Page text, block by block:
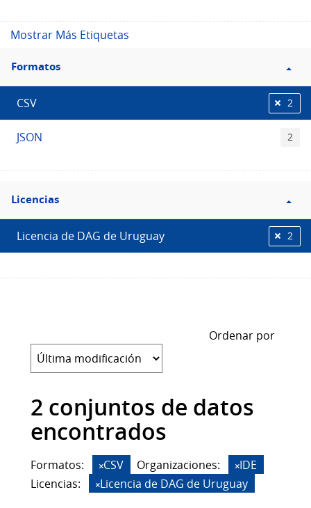
Mostrar Más Etiquetas
Filtro
Formatos
Formatos
CSV 2
JSON 2
Filtro
Licencias
Licencias
Licencia de DAG de Uruguay 2
Ordenar por
2 conjuntos de datos
encontrados
Formatos: CSV Organizaciones:
IDE
Licencias:
Licencia de DAG de Uruguay